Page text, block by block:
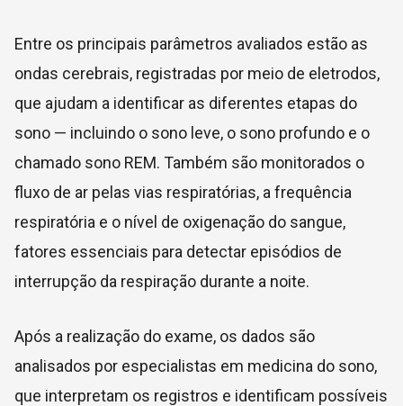
Entre os principais parâmetros avaliados estão as
ondas cerebrais, registradas por meio de eletrodos,
que ajudam a identificar as diferentes etapas do
sono — incluindo o sono leve, o sono profundo e o
chamado sono REM. Também são monitorados o
fluxo de ar pelas vias respiratórias, a frequência
respiratória e o nível de oxigenação do sangue,
fatores essenciais para detectar episódios de
interrupção da respiração durante a noite.
Após a realização do exame, os dados são
analisados por especialistas em medicina do sono,
que interpretam os registros e identificam possíveis